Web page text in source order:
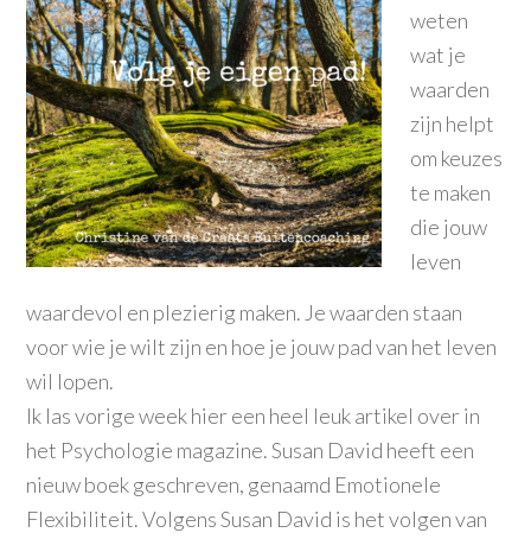
weten
wat je
waarden
zijn helpt
om keuzes
te maken
die jouw
leven
waardevol en plezierig maken. Je waarden staan
voor wie je wilt zijn en hoe je jouw pad van het leven
wil lopen.
Ik las vorige week hier een heel leuk artikel over in
het Psychologie magazine. Susan David heeft een
nieuw boek geschreven, genaamd Emotionele
Flexibiliteit. Volgens Susan David is het volgen van